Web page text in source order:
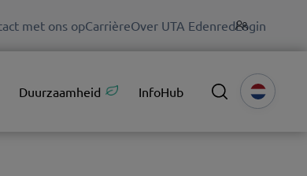
met ons opCarrièreOver UTA EdenredLogin
Duurzaamheid InfoHub